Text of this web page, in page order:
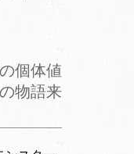
個体値
物語来